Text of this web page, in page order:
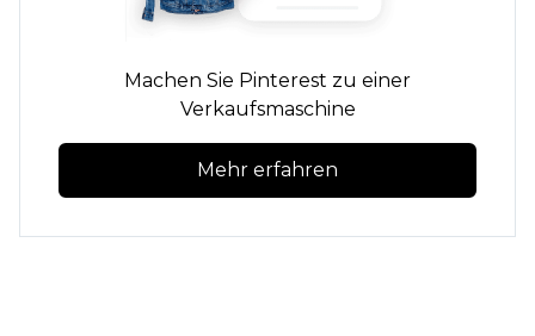
Machen Sie Pinterest zu einer
Verkaufsmaschine
Mehr erfahren